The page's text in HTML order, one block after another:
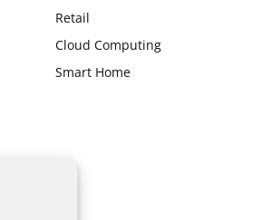
Retail
Cloud Computing
Smart Home